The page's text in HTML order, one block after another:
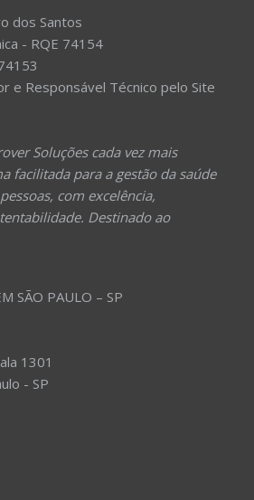
dos Santos
- RQE 74154
e Responsável Técnico pelo Site
Soluções cada vez mais
facilitada para a gestão da saúde
com excelência,
Destinado ao
SÃO PAULO – SP
1301
- SP